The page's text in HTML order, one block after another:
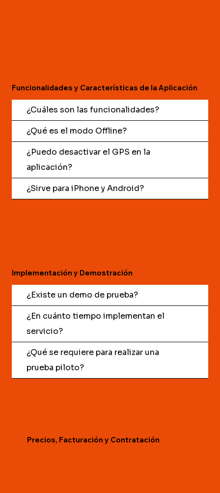
Funcionalidades y Características de la Aplicación
¿Cuáles son las funcionalidades?
¿Qué es el modo Offline?
¿Puedo desactivar el GPS en la
aplicación?
¿Sirve para iPhone y Android?
Implementación y Demostración
¿Existe un demo de prueba?
¿En cuánto tiempo implementan el
servicio?
¿Qué se requiere para realizar una
prueba piloto?
Precios, Facturación y Contratación